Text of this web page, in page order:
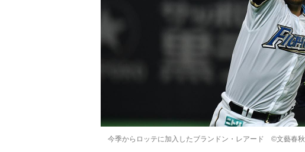
今季からロッテに加入したブランドン・レアード ©文藝春秋